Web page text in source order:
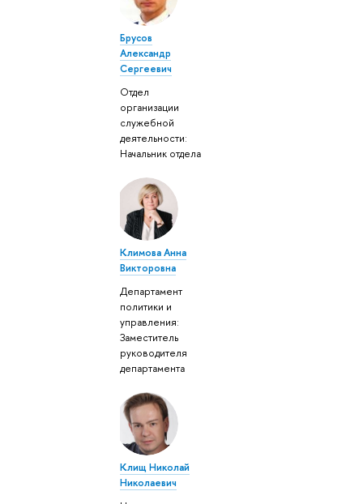
Брусов
Александр
Сергеевич
Отдел
организации
служебной
деятельности:
Начальник отдела
Климова Анна
Викторовна
Департамент
политики и
управления:
Заместитель
руководителя
департамента
Клищ Николай
Николаевич